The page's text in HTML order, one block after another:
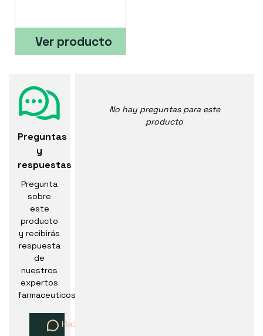
Ver producto
Preguntas
y
respuestas
Pregunta
sobre
este
producto
y recibirás
respuesta
de
nuestros
expertos
farmaceuticos
Haz una pregunta
No hay preguntas para este
producto